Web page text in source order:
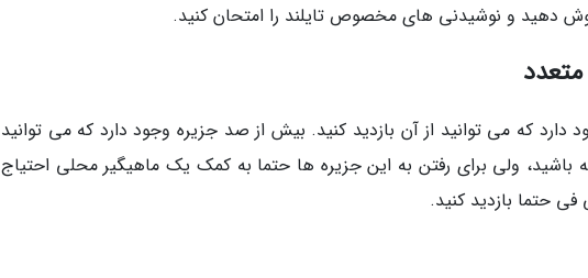
دارد که می توانید از آن بازدید کنید. بیش از صد جزیره وجود دارد که می توانید
باشید، ولی برای رفتن به این جزیره ها حتما به کمک یک ماهیگیر محلی احتیاج
حتما بازدید کنید.